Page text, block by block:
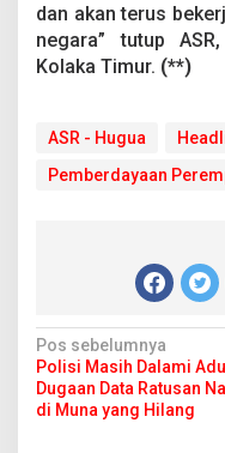
dan akan terus
negara” tutup
Kolaka Timur. (**)
ASR - Hugua
Pemberdayaan
N
a
v
Pos sebelumnya
Polisi Masih Dalami
Dugaan Data Ratusan
di Muna yang Hilang